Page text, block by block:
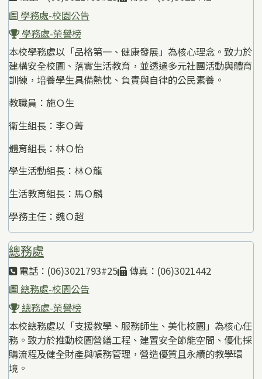
學務處-校園公告
學務處-榮譽榜
本校學務處以「品格第一、健康發展」為核心理念。致力於
建構安全校園、落實生活教育，並透過多元社團活動與體育
訓練，培養學生具備熱忱、負責與自律的公民素養。
教職員：施Ｏ生
衛生組長：李Ｏ菁
體育組長：林Ｏ怡
學生活動組長：林Ｏ龍
生活教育組長：馬Ｏ麟
學務主任：魏Ｏ超
總務處
電話：(06)3021793#25
傳真：(06)3021442
總務處-校園公告
總務處-榮譽榜
本校總務處以「支援教學、服務師生、美化校園」為核心任
務。致力於推動校園營繕工程、建置安全節能空間、優化採
購流程及健全財產與帳務管理，營造優質且永續的教學環
境。